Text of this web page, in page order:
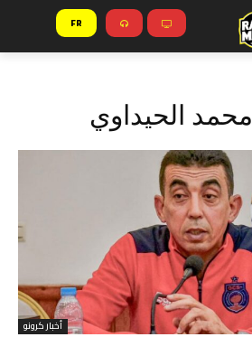
FR
محمد الحيداوي
أخبار كرونو